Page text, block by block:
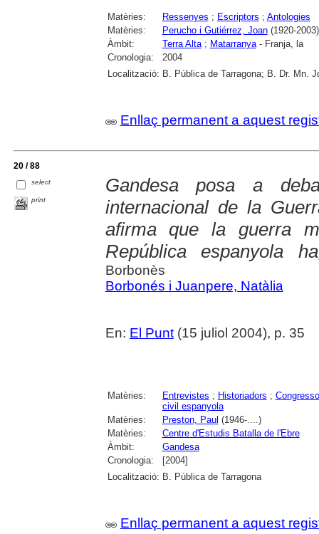
Matèries: Ressenyes ; Escriptors ; Antologies
Matèries:
Perucho i Gutiérrez, Joan(1920-2003)
Àmbit:
Terra Alta; Matarranya- Franja, la
Cronologia:
2004
Localització: B. Pública de Tarragona; B. Dr. Mn.
Enllaç permanent a aquest
20 / 88
select
print
Gandesa posa a
internacional de la
afirma que la guerra
República espanyola
Borbonès
Borbonés i Juanpere, Natàlia
En: El Punt(15 juliol 2004), p. 35
Matèries: Entrevistes ; Historiadors ;
civil espanyola
Matèries:
Preston, Paul (1946-....)
Matèries:
Centre d'Estudis Batalla de l'Ebre
Àmbit:
Gandesa
Cronologia:
[2004]
Localització: B. Pública de Tarragona
Enllaç permanent a aquest